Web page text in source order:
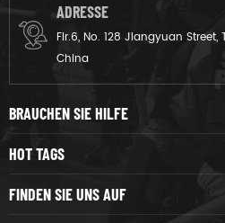
ADRESSE
Flr.6, No. 128 Jiangyuan
China
BRAUCHEN SIE HILFE
HOT TAGS
FINDEN SIE UNS AUF